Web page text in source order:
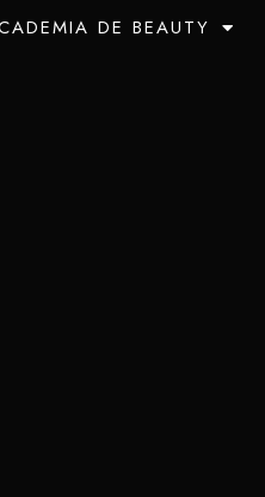
DE BEAUTY